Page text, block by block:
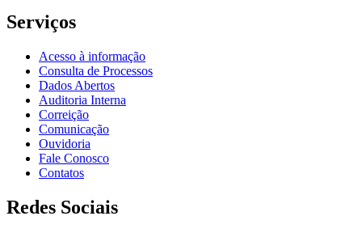
Serviços
Acesso à informação
Consulta de Processos
Dados Abertos
Auditoria Interna
Correição
Comunicação
Ouvidoria
Fale Conosco
Contatos
Redes Sociais